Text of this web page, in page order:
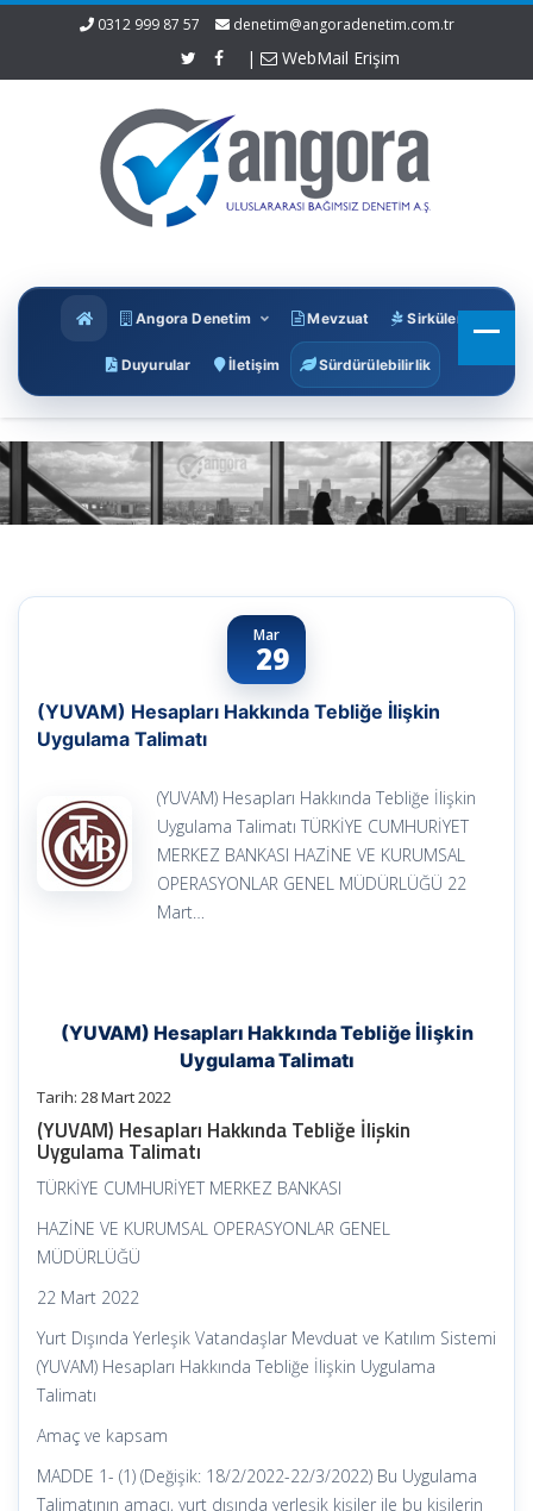
0312 999 87 57 denetim@angoradenetim.com.tr
| WebMail Erişim
Angora Denetim Mevzuat Sirküler
Duyurular İletişim Sürdürülebilirlik
Mar
29
(YUVAM) Hesapları Hakkında Tebliğe İlişkin
Uygulama Talimatı
(YUVAM) Hesapları Hakkında Tebliğe İlişkin
Uygulama Talimatı TÜRKİYE CUMHURİYET
MERKEZ BANKASI HAZİNE VE KURUMSAL
OPERASYONLAR GENEL MÜDÜRLÜĞÜ 22
Mart…
(YUVAM) Hesapları Hakkında Tebliğe İlişkin
Uygulama Talimatı
Tarih: 28 Mart 2022
(YUVAM) Hesapları Hakkında Tebliğe İlişkin
Uygulama Talimatı
TÜRKİYE CUMHURİYET MERKEZ BANKASI
HAZİNE VE KURUMSAL OPERASYONLAR GENEL
MÜDÜRLÜĞÜ
22 Mart 2022
Yurt Dışında Yerleşik Vatandaşlar Mevduat ve Katılım Sistemi
(YUVAM) Hesapları Hakkında Tebliğe İlişkin Uygulama
Talimatı
Amaç ve kapsam
MADDE 1- (1) (Değişik: 18/2/2022-22/3/2022) Bu Uygulama
Talimatının amacı, yurt dışında yerleşik kişiler ile bu kişilerin